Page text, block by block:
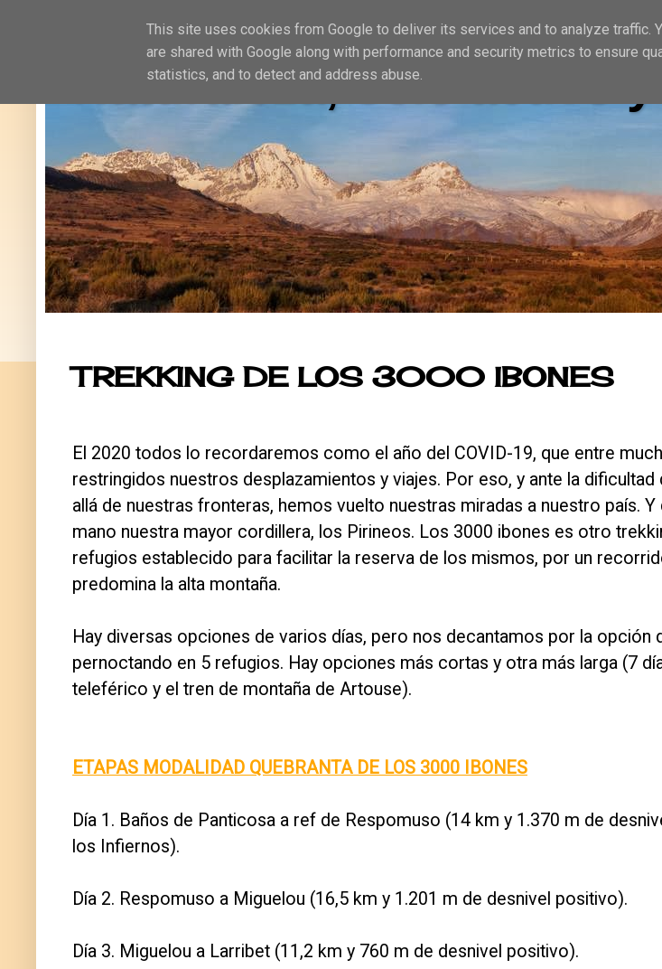
Naturaleza, ocio activo y
TREKKING DE LOS 3000 IBONES
El 2020 todos lo recordaremos como el año del COVID-19, que entre
restringidos nuestros desplazamientos y viajes. Por eso, y ante la
allá de nuestras fronteras, hemos vuelto nuestras miradas a nuestro país.
mano nuestra mayor cordillera, los Pirineos. Los 3000 ibones es otro
refugios establecido para facilitar la reserva de los mismos, por un
predomina la alta montaña.
Hay diversas opciones de varios días, pero nos decantamos por la opción
pernoctando en 5 refugios. Hay opciones más cortas y otra más larga (7
teleférico y el tren de montaña de Artouse).
ETAPAS MODALIDAD QUEBRANTA DE LOS 3000 IBONES
Día 1. Baños de Panticosa a ref de Respomuso (14 km y 1.370 m de
los Infiernos).
Día 2. Respomuso a Miguelou (16,5 km y 1.201 m de desnivel positivo).
Día 3. Miguelou a Larribet (11,2 km y 760 m de desnivel positivo).
This site uses cookies from Google to deliver its services and to analyze traffic.
are shared with Google along with performance and security metrics to ensure
statistics, and to detect and address abuse.